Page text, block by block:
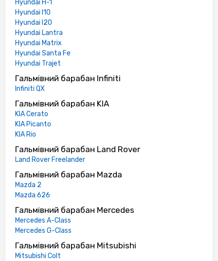
Hyundai H-1
Hyundai I10
Hyundai I20
Hyundai Lantra
Hyundai Matrix
Hyundai Santa Fe
Hyundai Trajet
Гальмівний барабан Infiniti
Infiniti QX
Гальмівний барабан KIA
KIA Cerato
KIA Picanto
KIA Rio
Гальмівний барабан Land Rover
Land Rover Freelander
Гальмівний барабан Mazda
Mazda 2
Mazda 626
Гальмівний барабан Mercedes
Mercedes A-Class
Mercedes G-Class
Гальмівний барабан Mitsubishi
Mitsubishi Colt